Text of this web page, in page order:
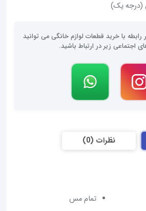
یک)
رابطه با خرید قطعات لوازم خانگی می توانید
اجتماعی زیر در ارتباط باشید.
نظرات (0)
تمام مس